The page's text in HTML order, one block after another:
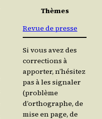
Thèmes
Revue de presse
Si vous avez des
corrections à
apporter, n’hésitez
pas à les signaler
(problème
d’orthographe, de
mise en page, de